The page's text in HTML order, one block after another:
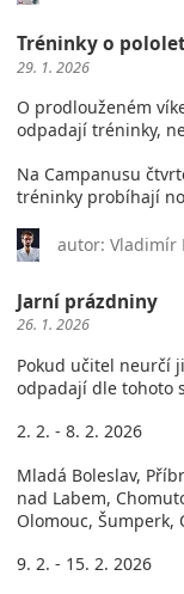
Tréninky o
29. 1. 2026
O prodlouženém
odpadají tréninky,
Na Campanusu
tréninky probíhají
autor: Vladimír
Jarní prázdniny
26. 1. 2026
Pokud učitel neurčí
odpadají dle tohoto
2. 2. - 8. 2. 2026
Mladá Boleslav,
nad Labem,
Olomouc, Šumperk,
9. 2. - 15. 2. 2026